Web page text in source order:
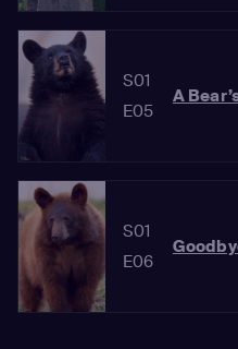
S01
E05
A
S01
E06